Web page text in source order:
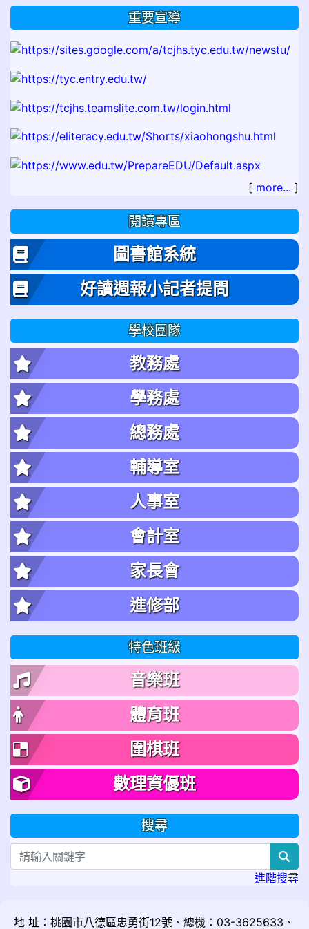
重要宣導
[ more... ]
閱讀專區
圖書館系統
好讀週報小記者提問
學校團隊
教務處
學務處
總務處
輔導室
人事室
會計室
家長會
進修部
特色班級
音樂班
體育班
圍棋班
數理資優班
搜尋
進階搜尋
地 址：桃園市八德區忠勇街12號、總機：03-3625633、